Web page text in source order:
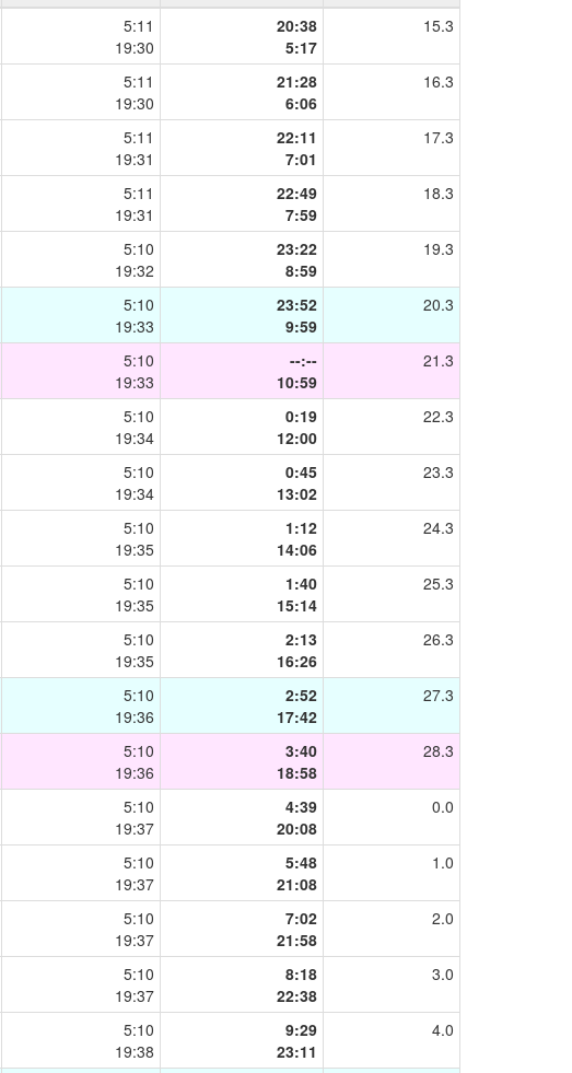
5:11
19:30
20:38
5:17
15.3
5:11
19:30
21:28
6:06
16.3
5:11
19:31
22:11
7:01
17.3
5:11
19:31
22:49
7:59
18.3
5:10
19:32
23:22
8:59
19.3
5:10
19:33
23:52
9:59
20.3
5:10
19:33
--:--
10:59
21.3
5:10
19:34
0:19
12:00
22.3
5:10
19:34
0:45
13:02
23.3
5:10
19:35
1:12
14:06
24.3
5:10
19:35
1:40
15:14
25.3
5:10
19:35
2:13
16:26
26.3
5:10
19:36
2:52
17:42
27.3
5:10
19:36
3:40
18:58
28.3
5:10
19:37
4:39
20:08
0.0
5:10
19:37
5:48
21:08
1.0
5:10
19:37
7:02
21:58
2.0
5:10
19:37
8:18
22:38
3.0
5:10
19:38
9:29
23:11
4.0